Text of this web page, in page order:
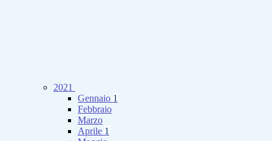
2021
Gennaio 1
Febbraio
Marzo
Aprile 1